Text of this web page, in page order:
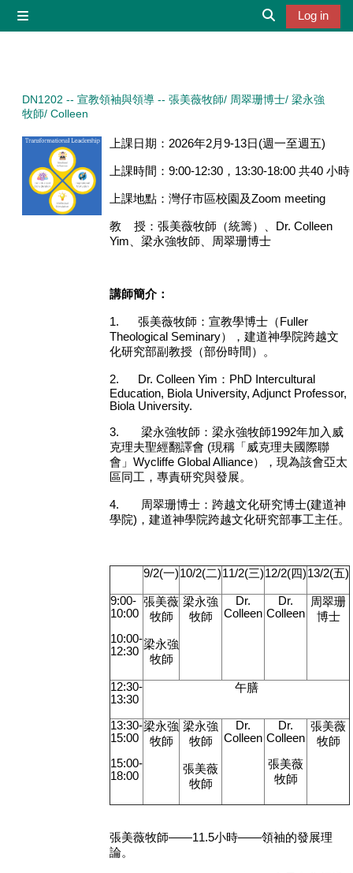
Log in
DN1202 -- 宣教領袖與領導 -- 張美薇牧師/ 周翠珊博士/ 梁永強
牧師/ Colleen
上課日期： 2026年2月9-13日 (週一至週五)
上課時間：9:00-12:30 ， 13:30-18:00共40小時
上課地點：灣仔市區校園及Zoom meeting
教 授：張美薇牧師（統籌）、
Dr. Colleen
Yim 、梁永強牧師、周翠珊博士
講師簡介：
1.張美薇牧師：宣教學博士（ Fuller
Theological Seminary），建道神學院跨越文
化研究部副教授（部份時間）。
2. Dr. Colleen Yim ： PhD Intercultural
Education, Biola University, Adjunct Professor,
Biola University.
3.梁永強牧師：梁永強牧師1992年加入威
克理夫聖經翻譯會 (現稱「威克理夫國際聯
會」Wycliffe Global Alliance），現為該會亞太
區同工，專責研究與發展。
4. 周翠珊博士：跨越文化研究博士(建道神
學院) ，建道神學院跨越文化研究部事工主任。
9/2(一)10/2(二)11/2(三)12/2(四)13/2(五)
9:00-
10:00
10:00-
12:30
張美薇
牧師
梁永強
牧師
梁永強
牧師
Dr.
Colleen
Dr.
Colleen
周翠珊
博士
12:30-
13:30
午膳
13:30-
15:00
15:00-
18:00
梁永強
牧師
梁永強
牧師
張美薇
牧師
Dr.
Colleen
Dr.
Colleen
張美薇
牧師
張美薇
牧師
張美薇牧師——11.5小時——領袖的發展理
論。